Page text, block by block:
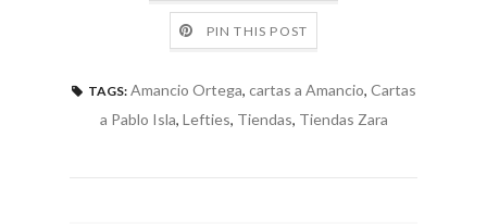
PIN THIS POST
TAGS: Amancio Ortega, cartas a Amancio, Cartas
a Pablo Isla, Lefties, Tiendas, Tiendas Zara